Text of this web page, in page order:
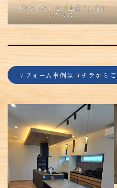
「やさしさ」と「上質さ」をシ
ンプルに
リフォーム事例はコチラから